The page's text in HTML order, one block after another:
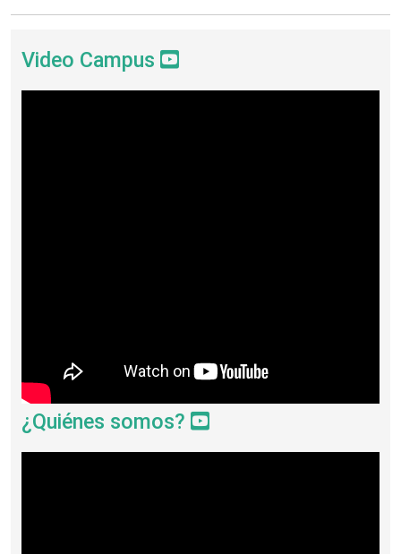
Video Campus
¿Quiénes somos?